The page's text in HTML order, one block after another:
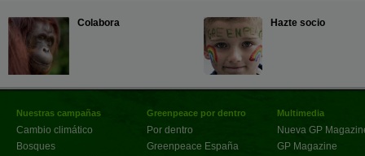
Colabora Hazte socio
Nuestras campañas
Cambio climático
Bosques
Greenpeace por dentro
Por dentro
Greenpeace España
Multimedia
Nueva GP
GP Magazine